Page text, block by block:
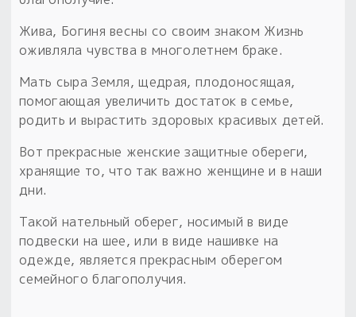
Жива, Богиня весны со своим знаком Жизнь
оживляла чувства в многолетнем браке.
Мать сыра Земля, щедрая, плодоносящая,
помогающая увеличить достаток в семье,
родить и вырастить здоровых красивых детей.
Вот прекрасные женские защитные обереги,
хранящие то, что так важно женщине и в наши
дни.
Такой нательный оберег, носимый в виде
подвески на шее, или в виде нашивке на
одежде, является прекрасным оберегом
семейного благополучия.